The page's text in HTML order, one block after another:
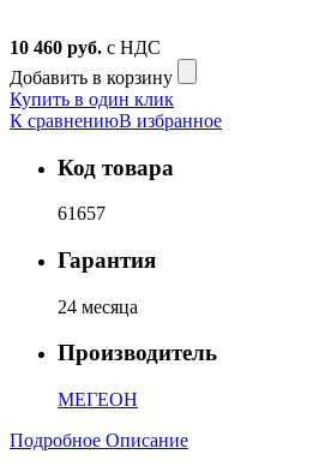
10 460 руб. с НДС
Добавить в корзину
Купить в один клик
К сравнениюВ избранное
Код товара
61657
Гарантия
24 месяца
Производитель
МЕГЕОН
Подробное Описание